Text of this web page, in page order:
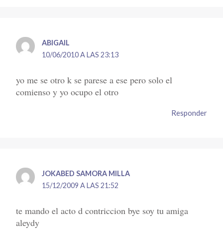
ABIGAIL
10/06/2010 A LAS 23:13
yo me se otro k se parese a ese pero solo el
comienso y yo ocupo el otro
Responder
JOKABED SAMORA MILLA
15/12/2009 A LAS 21:52
te mando el acto d contriccion bye soy tu amiga
aleydy